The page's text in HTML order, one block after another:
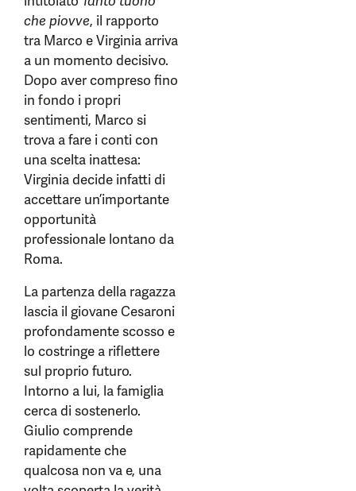
che piovve, il rapporto
tra Marco e Virginia arriva
a un momento decisivo.
Dopo aver compreso fino
in fondo i propri
sentimenti, Marco si
trova a fare i conti con
una scelta inattesa:
Virginia decide infatti di
accettare un’importante
opportunità
professionale lontano da
Roma.
La partenza della ragazza
lascia il giovane Cesaroni
profondamente scosso e
lo costringe a riflettere
sul proprio futuro.
Intorno a lui, la famiglia
cerca di sostenerlo.
Giulio comprende
rapidamente che
qualcosa non va e, una